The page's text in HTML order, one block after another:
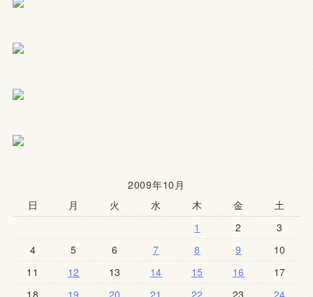
2009年10月
日
月 火 水 木 金
土
1
2
3
4
5 6 7 8 9
10
11
12 13 14 15 16
17